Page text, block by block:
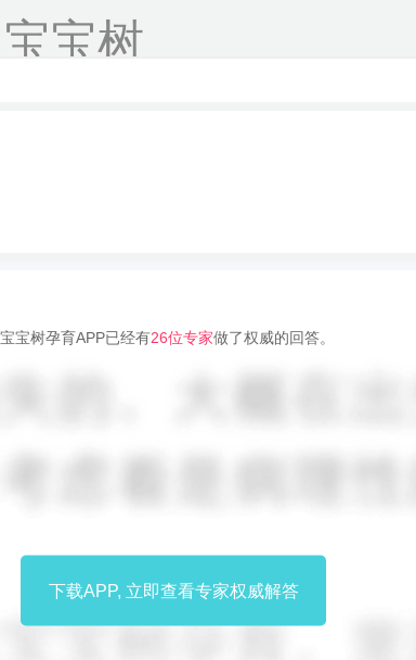
宝树
宝树孕育APP已经有26位专家做了权威的回答。
下载APP, 立即查看专家权威解答